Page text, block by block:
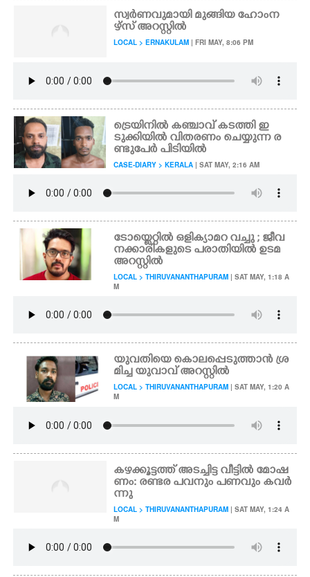
സ്വർണവുമായി മുങ്ങിയ ഹോംന
ഴ്സ് അറസ്റ്റിൽ
LOCAL > ERNAKULAM | FRI MAY, 8:06 PM
ട്രെയിനിൽ കഞ്ചാവ് കടത്തി ഇ
ടുക്കിയിൽ വിതരണം ചെയ്യുന്ന ര
ണ്ടുപേർ പിടിയിൽ
CASE-DIARY > KERALA | SAT MAY, 2:16 AM
ടോയ്ലെറ്റിൽ ഒളിക്യാമറ വച്ചു ; ജീവ
നക്കാരികളുടെ പരാതിയിൽ ഉടമ
അറസ്റ്റിൽ
LOCAL > THIRUVANANTHAPURAM | SAT MAY, 1:18 A
M
യുവതിയെ കൊലപ്പെടുത്താൻ ശ്ര
മിച്ച യുവാവ് അറസ്റ്റിൽ
LOCAL > THIRUVANANTHAPURAM | SAT MAY, 1:20 A
M
കഴക്കൂട്ടത്ത് അടച്ചിട്ട വീട്ടിൽ മോഷ
ണം: രണ്ടര പവനും പണവും കവർ
ന്നു
LOCAL > THIRUVANANTHAPURAM | SAT MAY, 1:24 A
M